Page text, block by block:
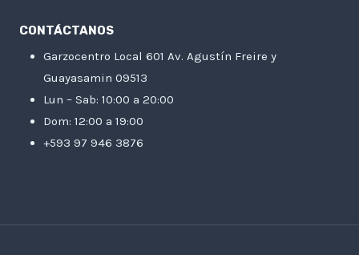
CONTÁCTANOS
Garzocentro Local 601 Av. Agustín Freire y
Guayasamin 09513
Lun – Sab: 10:00 a 20:00
Dom: 12:00 a 19:00
+593 97 946 3876